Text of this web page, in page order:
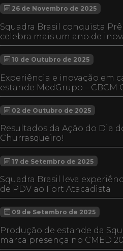
26 de Novembro de 2025
Squadra Brasil conquista
celebra mais um ano de
10 de Outubro de 2025
Experiência e inovação em
estande MedGrupo – CBCM
02 de Outubro de 2025
Resultados da Ação do Dia
Churrasqueiro!
17 de Setembro de 2025
Squadra Brasil leva
de PDV ao Fort Atacadista
09 de Setembro de 2025
Produção de estande da
marca presença no CMED